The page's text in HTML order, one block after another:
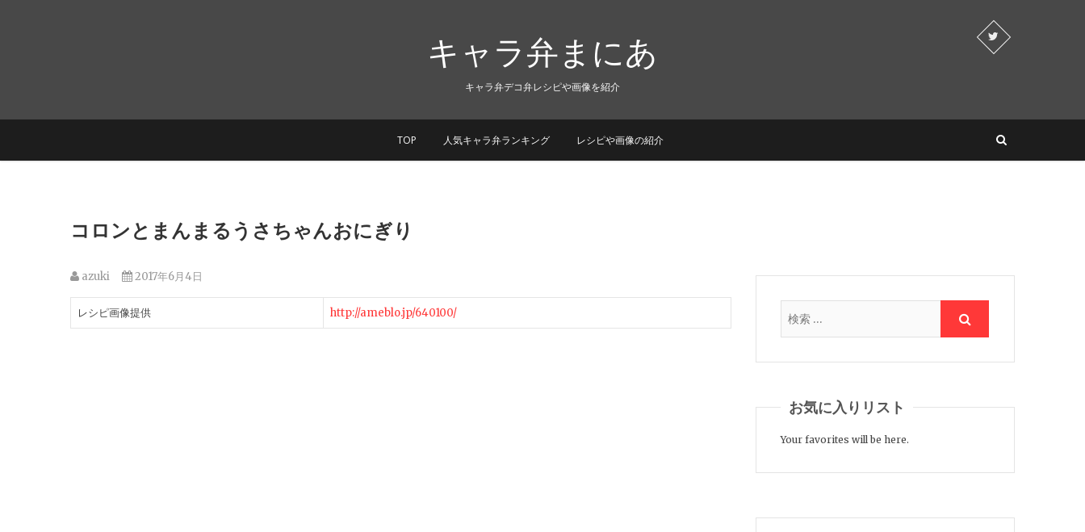
キャラ弁まにあ
キャラ弁デコ弁レシピや画像を紹介
TOP 人気キャラ弁ランキング レシピや画像の紹介
コロンとまんまるうさちゃんおにぎり
azuki 2017年6月4日
レシピ画像提供 http://ameblo.jp/640100/
お気に入りリスト
Your favorites will be here.